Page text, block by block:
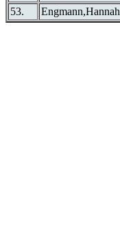
53.
Engmann,Hannah